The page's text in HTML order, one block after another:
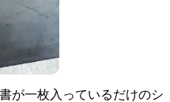
が一枚入っているだけのシ